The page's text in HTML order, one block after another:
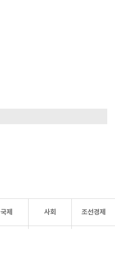
국제 사회 조선경제